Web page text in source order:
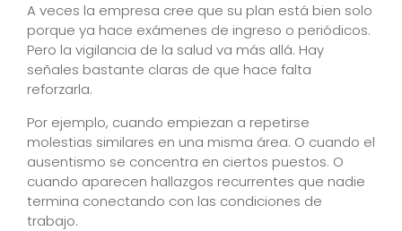
A veces la empresa cree que su plan está bien solo
porque ya hace exámenes de ingreso o periódicos.
Pero la vigilancia de la salud va más allá. Hay
señales bastante claras de que hace falta
reforzarla.
Por ejemplo, cuando empiezan a repetirse
molestias similares en una misma área. O cuando el
ausentismo se concentra en ciertos puestos. O
cuando aparecen hallazgos recurrentes que nadie
termina conectando con las condiciones de
trabajo.